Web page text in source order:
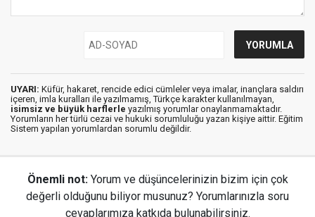
UYARI: Küfür, hakaret, rencide edici cümleler veya imalar, inançlara saldırı
içeren, imla kuralları ile yazılmamış, Türkçe karakter kullanılmayan,
isimsiz ve büyük harflerle yazılmış yorumlar onaylanmamaktadır.
Yorumların her türlü cezai ve hukuki sorumluluğu yazan kişiye aittir. Eğitim
Sistem yapılan yorumlardan sorumlu değildir.
Önemli not: Yorum ve düşüncelerinizin bizim için çok
değerli olduğunu biliyor musunuz? Yorumlarınızla soru
cevaplarımıza katkıda bulunabilirsiniz.